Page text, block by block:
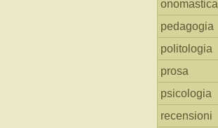
onomastica
pedagogia
politologia
prosa
psicologia
recensioni